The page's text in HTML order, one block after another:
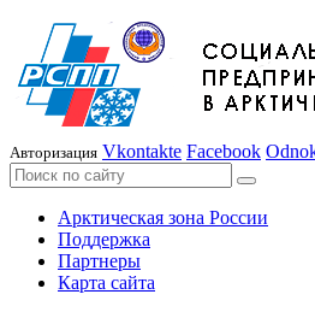
Авторизация Vkontakte Facebook
Арктическая зона России
Поддержка
Партнеры
Карта сайта